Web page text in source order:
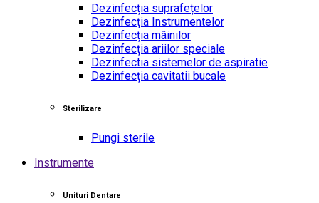
Dezinfecția suprafețelor
Dezinfecția Instrumentelor
Dezinfecția mâinilor
Dezinfecția ariilor speciale
Dezinfectia sistemelor de aspiratie
Dezinfecția cavitatii bucale
Sterilizare
Pungi sterile
Instrumente
Unituri Dentare